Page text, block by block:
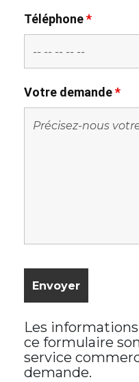
Téléphone*
Votre demande*
Les
ce formulaire
service
demande.